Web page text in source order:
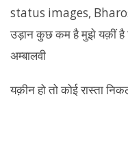
यक़ीन हो तो कोई रास्ता